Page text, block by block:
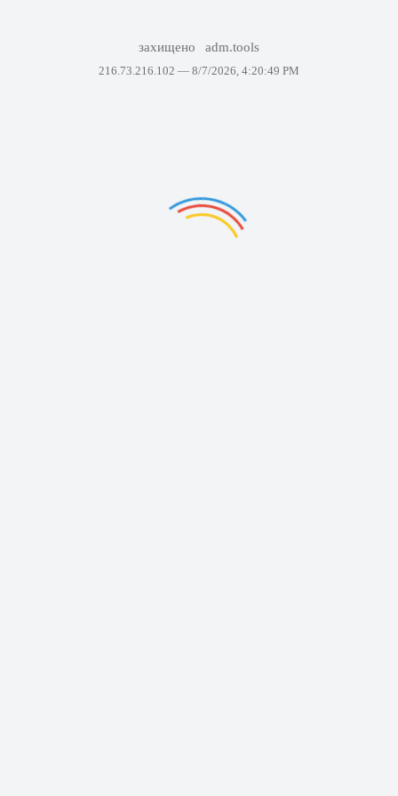
захищено adm.tools
216.73.216.102 — 8/7/2026, 4:20:49 PM